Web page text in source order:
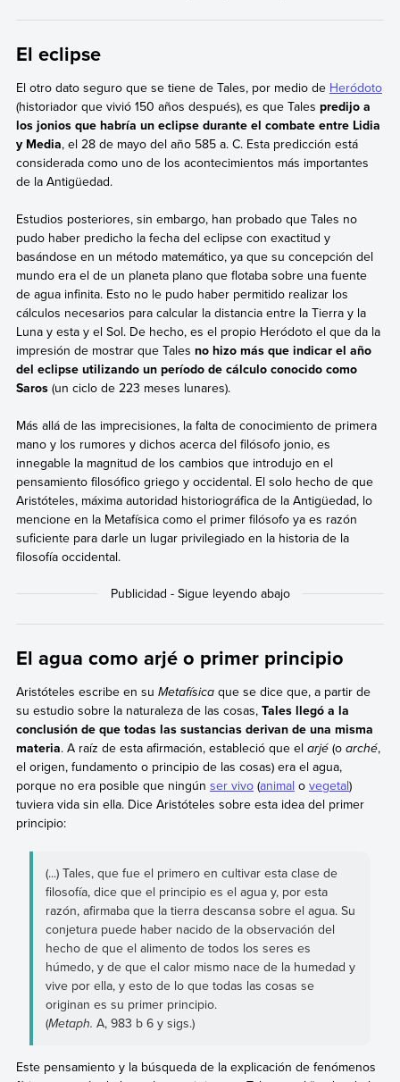
El eclipse
El otro dato seguro que se tiene de Tales, por medio de Heródoto
(historiador que vivió 150 años después), es que Tales predijo a
los jonios que habría un eclipse durante el combate entre Lidia
y Media, el 28 de mayo del año 585 a. C. Esta predicción está
considerada como uno de los acontecimientos más importantes
de la Antigüedad.
Estudios posteriores, sin embargo, han probado que Tales no
pudo haber predicho la fecha del eclipse con exactitud y
basándose en un método matemático, ya que su concepción del
mundo era el de un planeta plano que flotaba sobre una fuente
de agua infinita. Esto no le pudo haber permitido realizar los
cálculos necesarios para calcular la distancia entre la Tierra y la
Luna y esta y el Sol. De hecho, es el propio Heródoto el que da la
impresión de mostrar que Tales no hizo más que indicar el año
del eclipse utilizando un período de cálculo conocido como
Saros(un ciclo de 223 meses lunares).
Más allá de las imprecisiones, la falta de conocimiento de primera
mano y los rumores y dichos acerca del filósofo jonio, es
innegable la magnitud de los cambios que introdujo en el
pensamiento filosófico griego y occidental. El solo hecho de que
Aristóteles, máxima autoridad historiográfica de la Antigüedad, lo
mencione en la Metafísica como el primer filósofo ya es razón
suficiente para darle un lugar privilegiado en la historia de la
filosofía occidental.
El agua como arjé o primer principio
Aristóteles escribe en su Metafísicaque se dice que, a partir de
su estudio sobre la naturaleza de las cosas, Tales llegó a la
conclusión de que todas las sustancias derivan de una misma
materia. A raíz de esta afirmación, estableció que el arjé(o arché,
el origen, fundamento o principio de las cosas) era el agua,
porque no era posible que ningún ser vivo(animal o vegetal)
tuviera vida sin ella. Dice Aristóteles sobre esta idea del primer
principio:
(...) Tales, que fue el primero en cultivar esta clase de
filosofía, dice que el principio es el agua y, por esta
razón, afirmaba que la tierra descansa sobre el agua. Su
conjetura puede haber nacido de la observación del
hecho de que el alimento de todos los seres es
húmedo, y de que el calor mismo nace de la humedad y
vive por ella, y esto de lo que todas las cosas se
originan es su primer principio.
(Metaph. A, 983 b 6 y sigs.)
Este pensamiento y la búsqueda de la explicación de fenómenos